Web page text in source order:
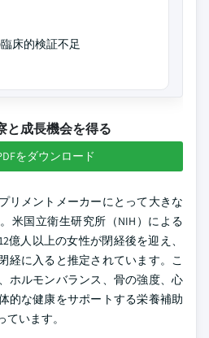
床的検証不足
と成長機会を得る
をダウンロード
リメントメーカーにとって大きな
米国立衛生研究所（NIH）による
億人以上の女性が閉経後を迎え、
経に入ると推定されています。こ
ホルモンバランス、骨の強度、心
的な健康をサポートする栄養補助
います。